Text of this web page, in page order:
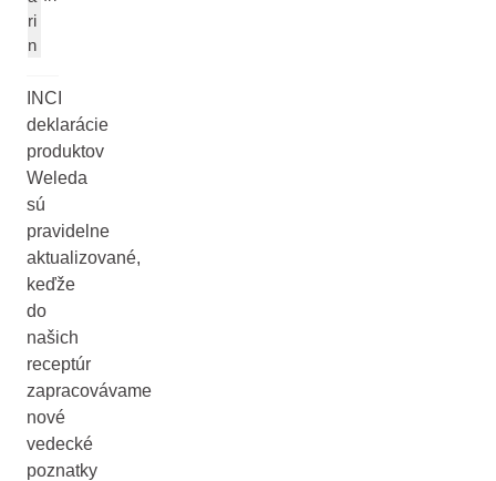
ri
n
INCI
deklarácie
produktov
Weleda
sú
pravidelne
aktualizované,
keďže
do
našich
receptúr
zapracovávame
nové
vedecké
poznatky